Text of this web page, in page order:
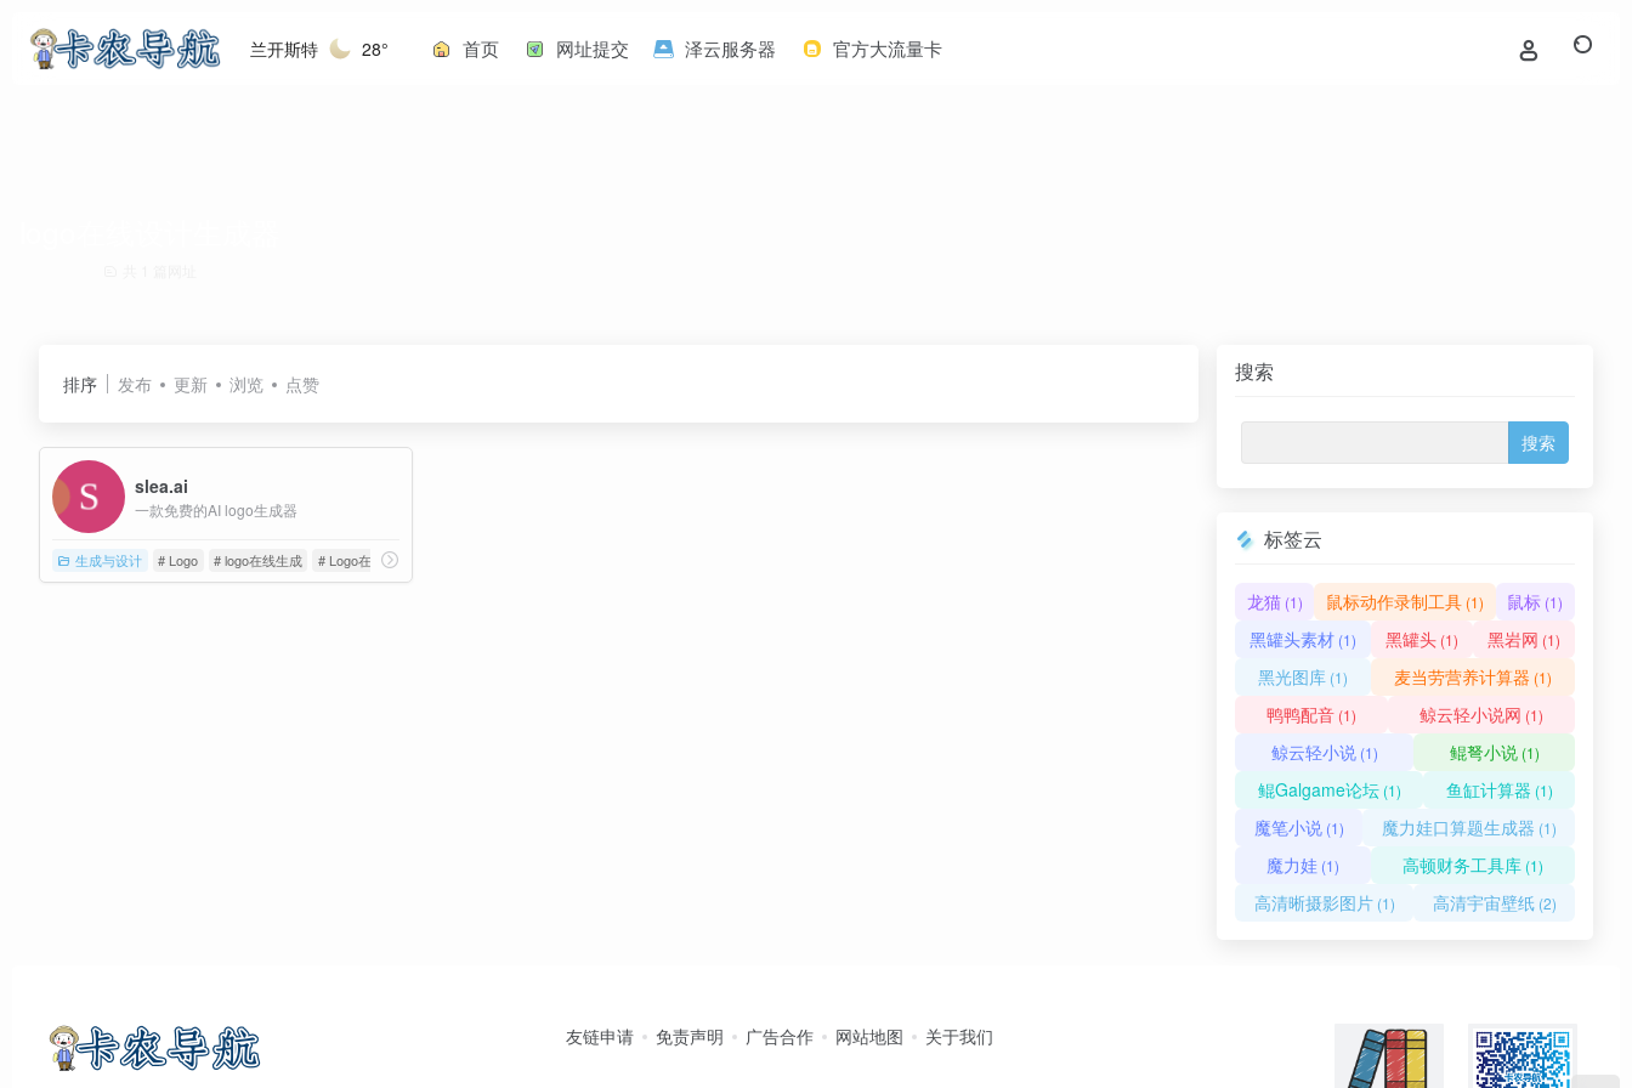
兰开斯特 28° 首页 网址提交 泽云服务器 官方大流量卡
排序 发布 更新 浏览 点赞
slea.ai
一款免费的AI logo生成器
生成与设计 # Logo # logo在线生成 # Logo在线设计
搜索
标签云
龙猫(1) 鼠标动作录制工具(1) 鼠标 (1)
黑罐头素材 (1) 黑罐头 (1) 黑岩网 (1)
黑光图库 (1) 麦当劳营养计算器 (1)
鸭鸭配音 (1) 鲸云轻小说网 (1)
鲸云轻小说(1) 鲲弩小说(1)
鲲Galgame论坛(1) 鱼缸计算器 (1)
魔笔小说(1) 魔力娃口算题生成器 (1)
魔力娃 (1) 高顿财务工具库 (1)
高清晰摄影图片(1) 高清宇宙壁纸(2)
友链申请 免责声明 广告合作 网站地图 关于我们